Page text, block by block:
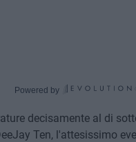
Powered by
decisamente al di
Ten, l'attesissimo